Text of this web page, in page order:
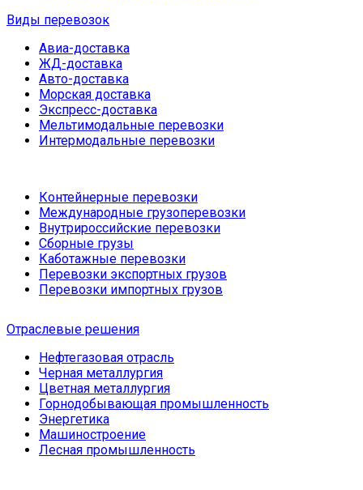
Виды перевозок
Авиа-доставка
ЖД-доставка
Авто-доставка
Морская доставка
Экспресс-доставка
Мельтимодальные перевозки
Интермодальные перевозки
Контейнерные перевозки
Международные грузоперевозки
Внутрироссийские перевозки
Сборные грузы
Каботажные перевозки
Перевозки экспортных грузов
Перевозки импортных грузов
Отраслевые решения
Нефтегазовая отрасль
Черная металлургия
Цветная металлургия
Горнодобывающая промышленность
Энергетика
Машиностроение
Лесная промышленность